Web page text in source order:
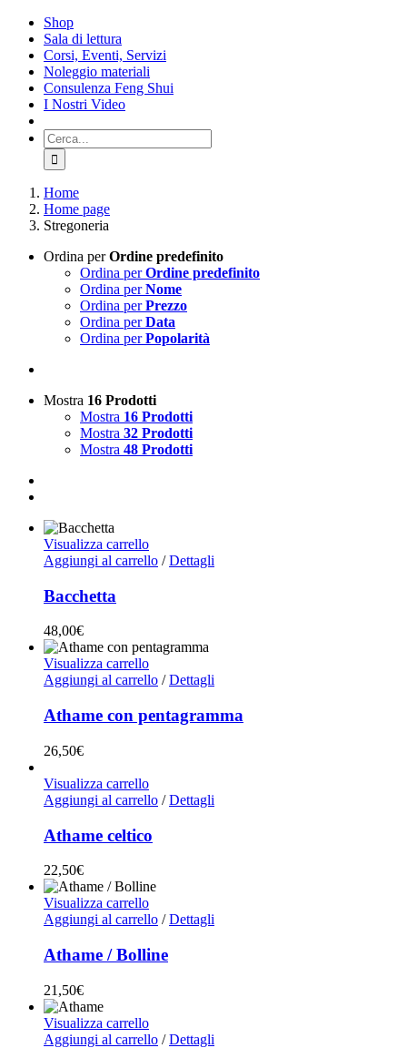
Salta
contenuto
Shop
Sala di lettura
Corsi, Eventi, Servizi
Noleggio materiali
Consulenza Feng Shui
I Nostri Video
Cerca
per:
Home
Home page
Stregoneria
Ordina perOrdine predefinito
Ordina perOrdine predefinito
Ordina perNome
Ordina perPrezzo
Ordina perData
Ordina perPopolarità
Mostra 16 Prodotti
Mostra 16 Prodotti
Mostra 32 Prodotti
Mostra 48 Prodotti
Visualizza carrello
Aggiungi al carrello / Dettagli
Bacchetta
48,00€
Visualizza carrello
Aggiungi al carrello / Dettagli
Athame con pentagramma
26,50€
Visualizza carrello
Aggiungi al carrello / Dettagli
Athame celtico
22,50€
Visualizza carrello
Aggiungi al carrello / Dettagli
Athame / Bolline
21,50€
Visualizza carrello
Aggiungi al carrello / Dettagli